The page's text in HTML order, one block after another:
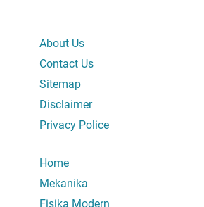
About Us
Contact Us
Sitemap
Disclaimer
Privacy Police
Home
Mekanika
Fisika Modern